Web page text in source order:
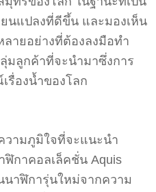
นแปลงที่ดีขึ้น และมองเห็น
ายอย่างที่ต้องลงมือทำ
มลูกค้าที่จะนำมาซึ่งการ
รื่องน้ำของโลก
วามภูมิใจที่จะแนะนำ
ฬิกาคอลเล็คชั่น Aquis
นาฬิการุ่นใหม่จากความ